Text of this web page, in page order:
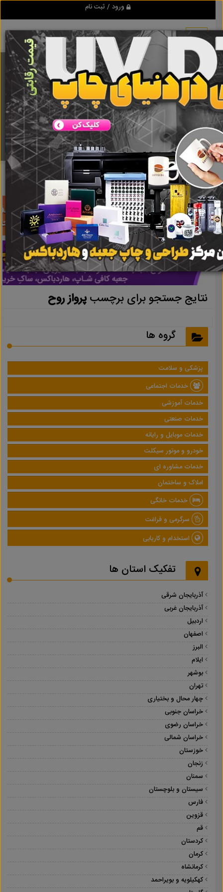
ورود / ثبت نام
برنامه اندروید تبلیغ شو
مرجع نیازمندیها و تبلیغات اینترنتی
دانلود
تبلیغ شو پرواز روح نتایج جستجو برای برچسبپرواز روح
نتایج جستجو برای برچسبپرواز روح
گروه ها
پزشکی و سلامت
خدمات اجتماعی
خدمات آموزشی
خدمات صنعتی
خدمات موبایل و رایانه
خودرو و موتور سیکلت
خدمات مشاوره ای
املاک و ساختمان
خدمات خانگی
سرگرمی و فراغت
استخدام و کاریابی
تفکیک استان ها
آذربایجان شرقی
آذربایجان غربی
اردبیل
اصفهان
البرز
ایلام
بوشهر
تهران
چهار محال و بختیاری
خراسان جنوبی
خراسان رضوی
خراسان شمالی
خوزستان
زنجان
سمنان
سیستان و بلوچستان
فارس
قزوین
قم
کردستان
کرمان
کرمانشاه
کهکیلویه و بویراحمد